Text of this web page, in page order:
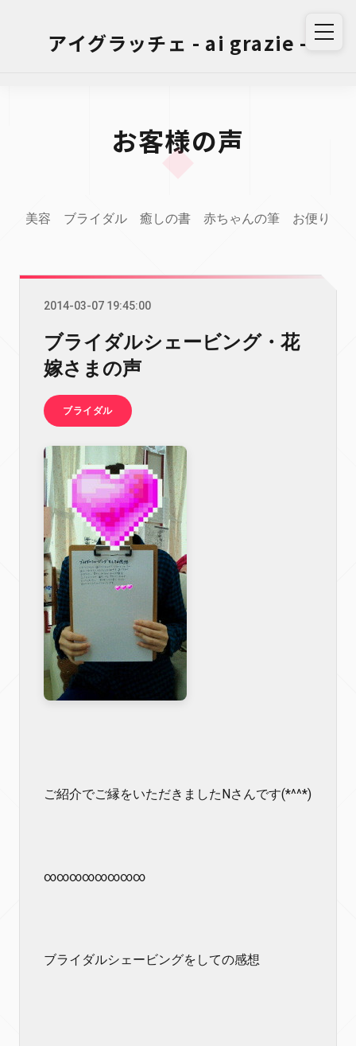
アイグラッチェ - ai grazie -
お客様の声
美容 ブライダル 癒しの書 赤ちゃんの筆 お便り
2014-03-07 19:45:00
ブライダルシェービング・花
嫁さまの声
ブライダル
ご紹介でご縁をいただきましたNさんです(*^^*)
∞∞∞∞∞∞∞∞
ブライダルシェービングをしての感想